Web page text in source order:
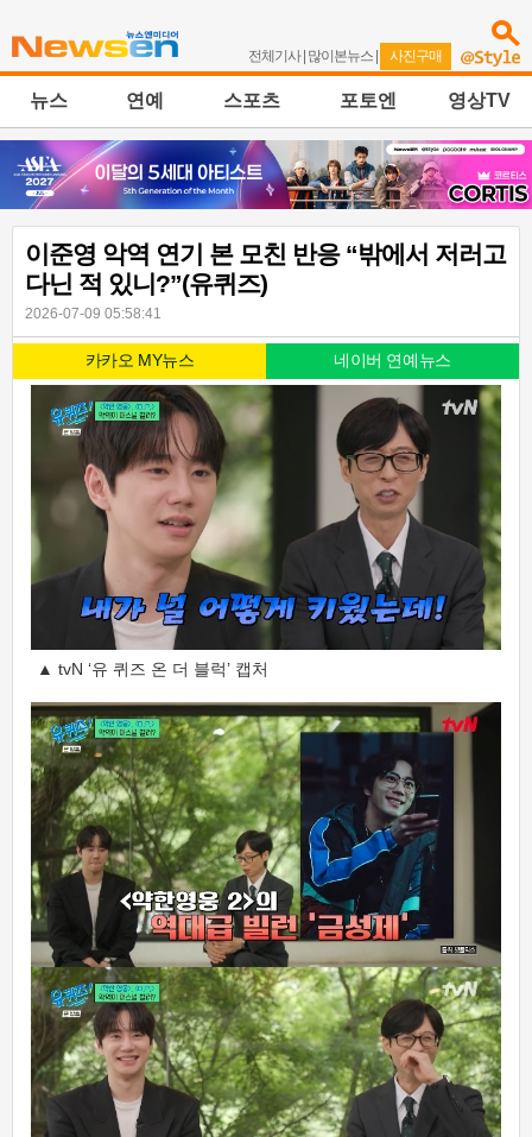
전체기사| 많이본뉴스 | 사진구매
뉴스 연예 스포츠 포토엔 영상TV
이준영 악역 연기 본 모친 반응 “밖에서 저러고
다닌 적 있니?”(유퀴즈)
2026-07-09 05:58:41
카카오 MY뉴스 네이버 연예뉴스
▲ tvN ‘유 퀴즈 온 더 블럭’ 캡처